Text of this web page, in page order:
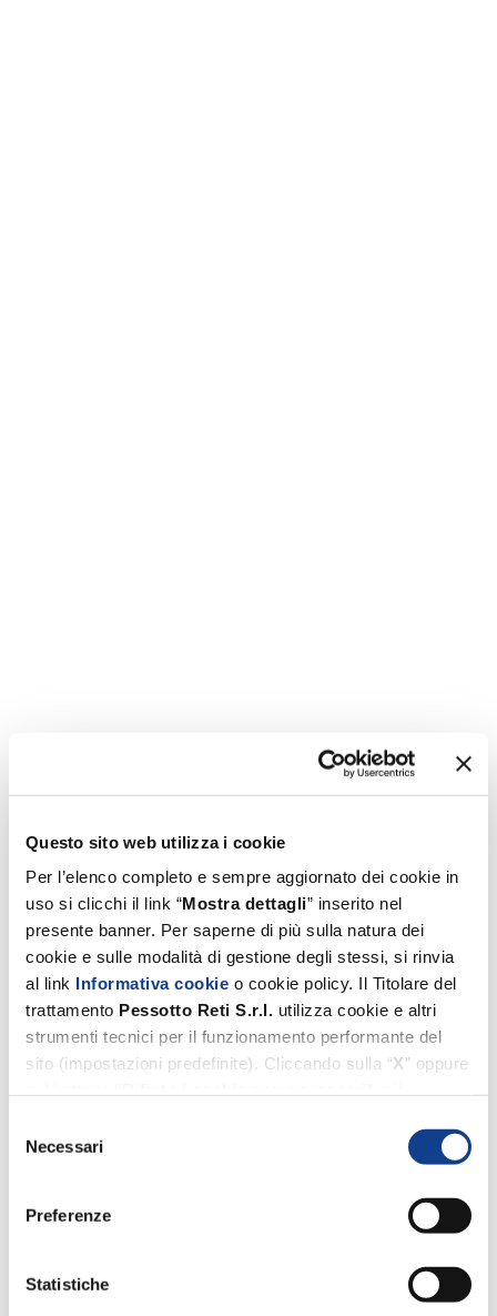
Questo sito web utilizza i cookie
Per l’elenco completo e sempre aggiornato dei cookie in
uso si clicchi il link “Mostra dettagli” inserito nel
presente banner. Per saperne di più sulla natura dei
cookie e sulle modalità di gestione degli stessi, si rinvia
al link Informativa cookie o cookie policy. Il Titolare del
trattamento Pessotto Reti S.r.l. utilizza cookie e altri
strumenti tecnici per il funzionamento performante del
sito (impostazioni predefinite). Cliccando sulla “X” oppure
predefinite. Invece, i cookie di profilazione e di terze parti
(utilizzati dal Titolare suddetto per migliorare l’esperienza
personalizzata nonché per consentire ai medesimi un
selezionati dall’utente tramite i comandi appositamente
forniti (si vedano le caselle di selezione qui sotto e il
delNecessari
Preferenze
Statistiche